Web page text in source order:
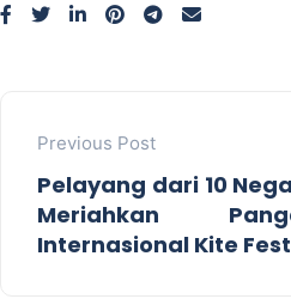
Previous Post
Pelayang dari 10
Meriahkan
Internasional Kite